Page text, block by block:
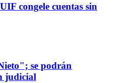
congele cuentas sin
se podrán
judicial